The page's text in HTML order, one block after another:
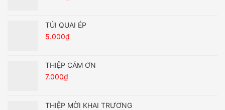
TÚI QUAI ÉP
5.000₫
THIỆP CẢM ƠN
7.000₫
THIỆP MỜI KHAI TRƯƠNG